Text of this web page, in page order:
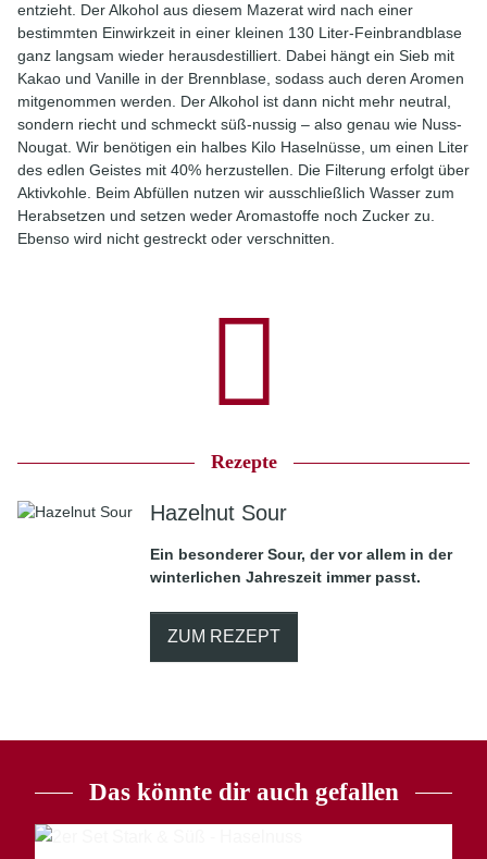
entzieht. Der Alkohol aus diesem Mazerat wird nach einer
bestimmten Einwirkzeit in einer kleinen 130 Liter-Feinbrandblase
ganz langsam wieder herausdestilliert. Dabei hängt ein Sieb mit
Kakao und Vanille in der Brennblase, sodass auch deren Aromen
mitgenommen werden. Der Alkohol ist dann nicht mehr neutral,
sondern riecht und schmeckt süß-nussig – also genau wie Nuss-
Nougat. Wir benötigen ein halbes Kilo Haselnüsse, um einen Liter
des edlen Geistes mit 40% herzustellen. Die Filterung erfolgt über
Aktivkohle. Beim Abfüllen nutzen wir ausschließlich Wasser zum
Herabsetzen und setzen weder Aromastoffe noch Zucker zu.
Ebenso wird nicht gestreckt oder verschnitten.
Rezepte
Hazelnut Sour
Ein besonderer Sour, der vor allem in der
winterlichen Jahreszeit immer passt.
ZUM REZEPT
Das könnte dir auch gefallen